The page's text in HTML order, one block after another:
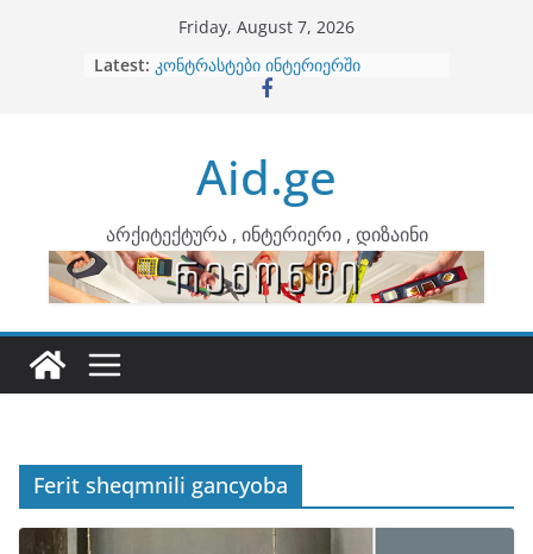
Friday, August 7, 2026
Latest: ბინების გაერთიანება
კონტრასტები ინტერიერში
ინტერიერის დიზიანი
არტემიდი წარმოგიდგენთ
Aid.ge
არქიტექტურა , ინტერიერი , დიზაინი
Ferit sheqmnili gancyoba